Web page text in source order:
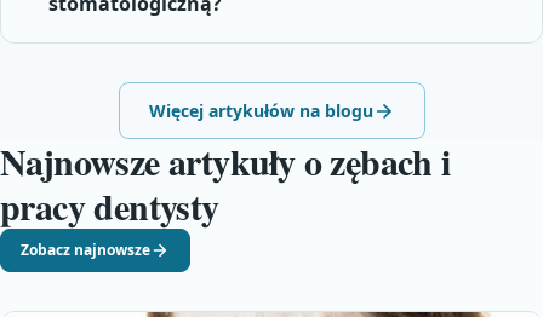
Więcej artykułów na blogu
Najnowsze artykuły o zębach i
pracy dentysty
Zobacz najnowsze